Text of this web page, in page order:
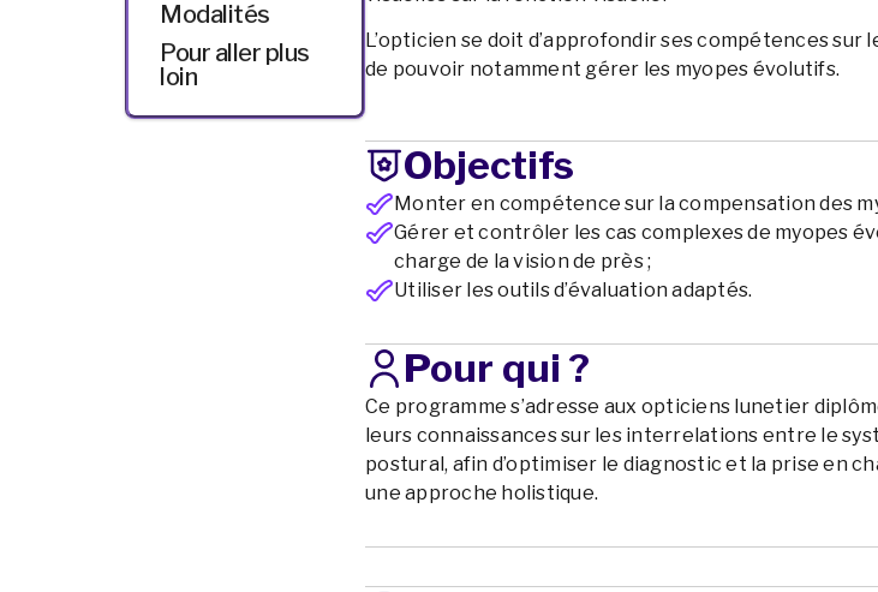
Modalités
Pour aller plus
loin
L’opticien se doit d’approfondir ses compétences sur
de pouvoir notamment gérer les myopes évolutifs.
Objectifs
Monter en compétence sur la compensation des
Gérer et contrôler les cas complexes de myopes
charge de la vision de près ;
Utiliser les outils d’évaluation adaptés.
Pour qui ?
Ce programme s’adresse aux opticiens lunetier
leurs connaissances sur les interrelations entre le
postural, afin d’optimiser le diagnostic et la prise en
une approche holistique.